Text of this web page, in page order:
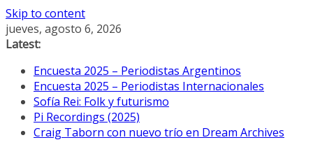
Skip to content
jueves, agosto 6, 2026
Latest:
Encuesta 2025 – Periodistas Argentinos
Encuesta 2025 – Periodistas Internacionales
Sofía Rei: Folk y futurismo
Pi Recordings (2025)
Craig Taborn con nuevo trío en Dream Archives